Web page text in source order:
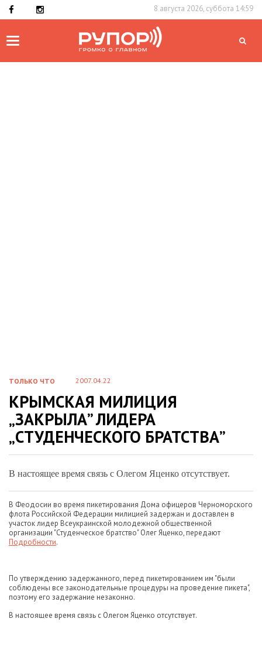
8 августа 2026, суббота 14:59
Toggle
ТОЛЬКО ЧТО 2007.04.22
КРЫМСКАЯ МИЛИЦИЯ
„ЗАКРЫЛА” ЛИДЕРА
„СТУДЕНЧЕСКОГО БРАТСТВА”
В настоящее время связь с Олегом Яценко отсутствует.
В Феодосии во время пикетирования Дома офицеров Черноморского
флота Российской Федерации милицией задержан и доставлен в
участок лидер Всеукраинской молодежной общественной
организации "Студенческое братство" Олег Яценко, передают
Подробности.
По утверждению задержанного, перед пикетированием им "были
соблюдены все законодательные процедуры на проведение пикета",
поэтому его задержание незаконно.
В настоящее время связь с Олегом Яценко отсутствует.